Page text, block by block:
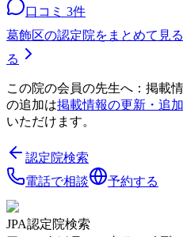
口コミ 3件
葛飾区の認定院をまとめて見る
る
この院の会員の先生へ：掲載
の追加は掲載情報の更新・追
いただけます。
認定院検索
電話で相談
予約する
JPA認定院検索